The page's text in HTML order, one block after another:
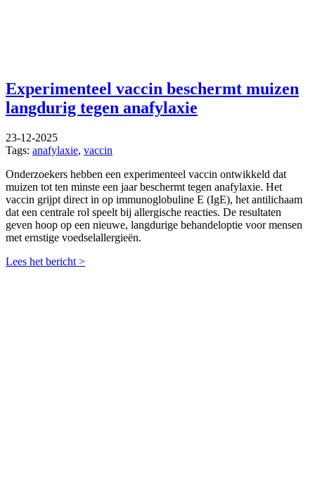
Experimenteel vaccin beschermt muizen
langdurig tegen anafylaxie
23-12-2025
Tags: anafylaxie, vaccin
Onderzoekers hebben een experimenteel vaccin ontwikkeld dat
muizen tot ten minste een jaar beschermt tegen anafylaxie. Het
vaccin grijpt direct in op immunoglobuline E (IgE), het antilichaam
dat een centrale rol speelt bij allergische reacties. De resultaten
geven hoop op een nieuwe, langdurige behandeloptie voor mensen
met ernstige voedselallergieën.
Lees het bericht >